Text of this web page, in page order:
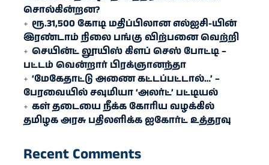
சொல்கின்றன?
ரூ.31,500 கோடி மதிப்பிலான எல்ஐசி-​யின்
இரண்​டாம் நிலை பங்கு விற்பனை வெற்றி
செயின்ட் லூயிஸ் கிளப் செஸ் போட்டி –
பட்டம் வென்றார் பிரக்ஞானந்தா
‘மேகேதாட்டு அணை கட்டப்பட்டால்…’ –
பேரவையில் சவுமியா ‘அலர்ட்’ பட்டியல்
கள் தடையை நீக்க கோரிய வழக்கில்
தமிழக அரசு பதிலளிக்க ஐகோர்ட் உத்தரவு
Recent Comments